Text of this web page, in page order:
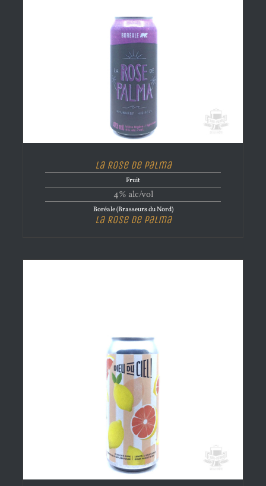
La Rose de Palma
Fruit
4% alc/vol
Boréale (Brasseurs du Nord)
La Rose de Palma